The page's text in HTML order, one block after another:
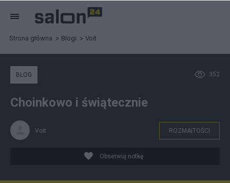
Strona główna Blogi Voit
352
BLOG
Choinkowo i świątecznie
Voit ROZMAITOŚCI
Obserwuj notkę